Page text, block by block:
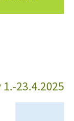
23.4.2025